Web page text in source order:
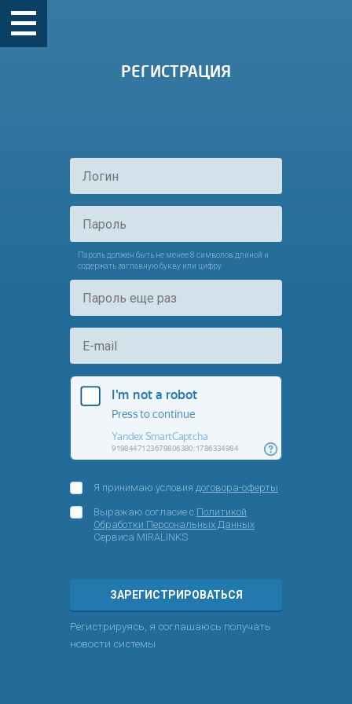
РЕГИСТРАЦИЯ
Пароль должен быть не менее 8 символов длиной и
содержать заглавную букву или цифру
Я принимаю условия договора-оферты
Выражаю согласие с Политикой
Обработки Персональных Данных
Сервиса MIRALINKS
ЗАРЕГИСТРИРОВАТЬСЯ
Регистрируясь, я соглашаюсь получать
новости системы